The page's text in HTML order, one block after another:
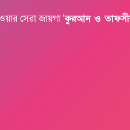
সেরা জায়গা 'কুরআন ও